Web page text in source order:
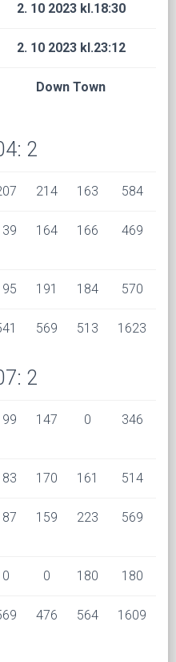
2. 10 2023 kl.18:30
2. 10 2023 kl.23:12
Down Town
2
214 163 584
164 166 469
191 184 570
569 513 1623
2
147 0 346
170 161 514
159 223 569
0 0 180 180
476 564 1609